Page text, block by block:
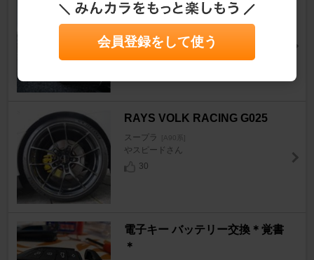
Continental MaxContact MC7
スープラ
シン・たかやんさん
RAYS VOLK RACING G025
スープラ [A90系]
やスピードさん
30
電子キー バッテリー交換＊覚書
＊
会員登録をして使う